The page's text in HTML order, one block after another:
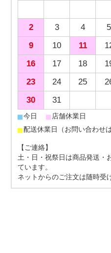
2
3 4 5
9
10 11
16
17 18
23
24 25
30
31
■今日 ■ 店舗休業日
■配送休業日（お問い合わせ
【ご連絡】
土・日・祝祭日は商品発送・
ています。
ネットからのご注文は随時受